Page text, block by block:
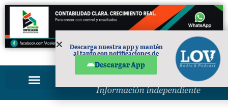
PUBLICIDAD
Descarga nuestra app y mantén
al tanto con notificaciones de
Descargar App